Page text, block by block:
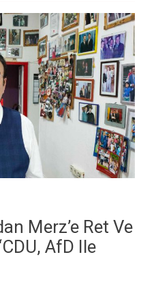
Merz’e Ret Ve
AfD Ile